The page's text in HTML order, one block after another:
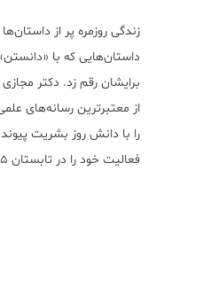
زندگی روزمره پر از
داستان‌هایی که با
برایشان رقم زد. دکتر
از معتبر‌ترین رسانه‌های
را با دانش روز بشریت
فعالیت خود را در تابستان ۱۳۹۵ آغاز نموده است.